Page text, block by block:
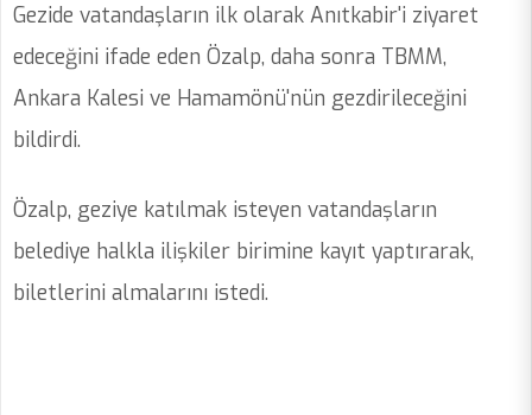
Gezide vatandaşların ilk olarak Anıtkabir'i ziyaret
edeceğini ifade eden Özalp, daha sonra TBMM,
Ankara Kalesi ve Hamamönü'nün gezdirileceğini
bildirdi.
Özalp, geziye katılmak isteyen vatandaşların
belediye halkla ilişkiler birimine kayıt yaptırarak,
biletlerini almalarını istedi.